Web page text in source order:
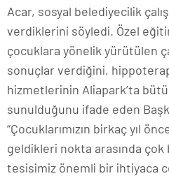
Acar, sosyal belediyecilik
verdiklerini söyledi. Özel
çocuklara yönelik yürütülen
sonuçlar verdiğini,
hizmetlerinin Aliapark’ta
sunulduğunu ifade eden
“Çocuklarımızın birkaç yıl
geldikleri nokta arasında çok
tesisimiz önemli bir ihtiyaca